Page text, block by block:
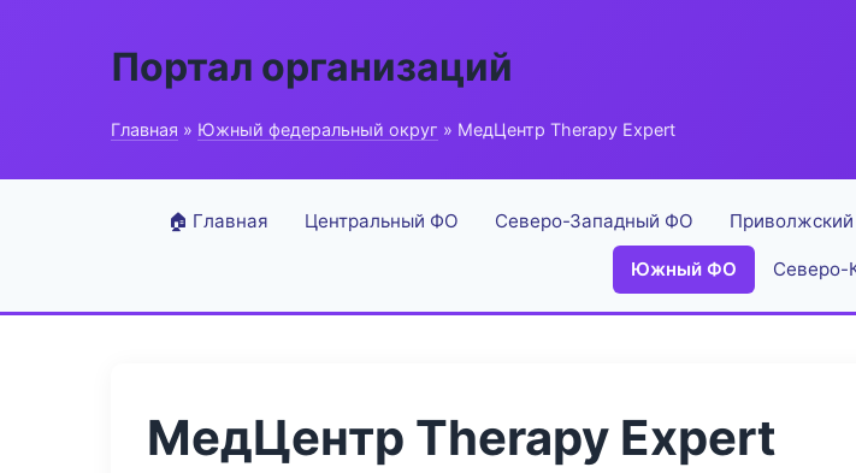
Портал организаций
Главная » Южный федеральный округ » МедЦентр Therapy Expert
🏠 Главная Центральный ФО Северо-Западный ФО
Южный ФО Северо-
МедЦентр Therapy Expert